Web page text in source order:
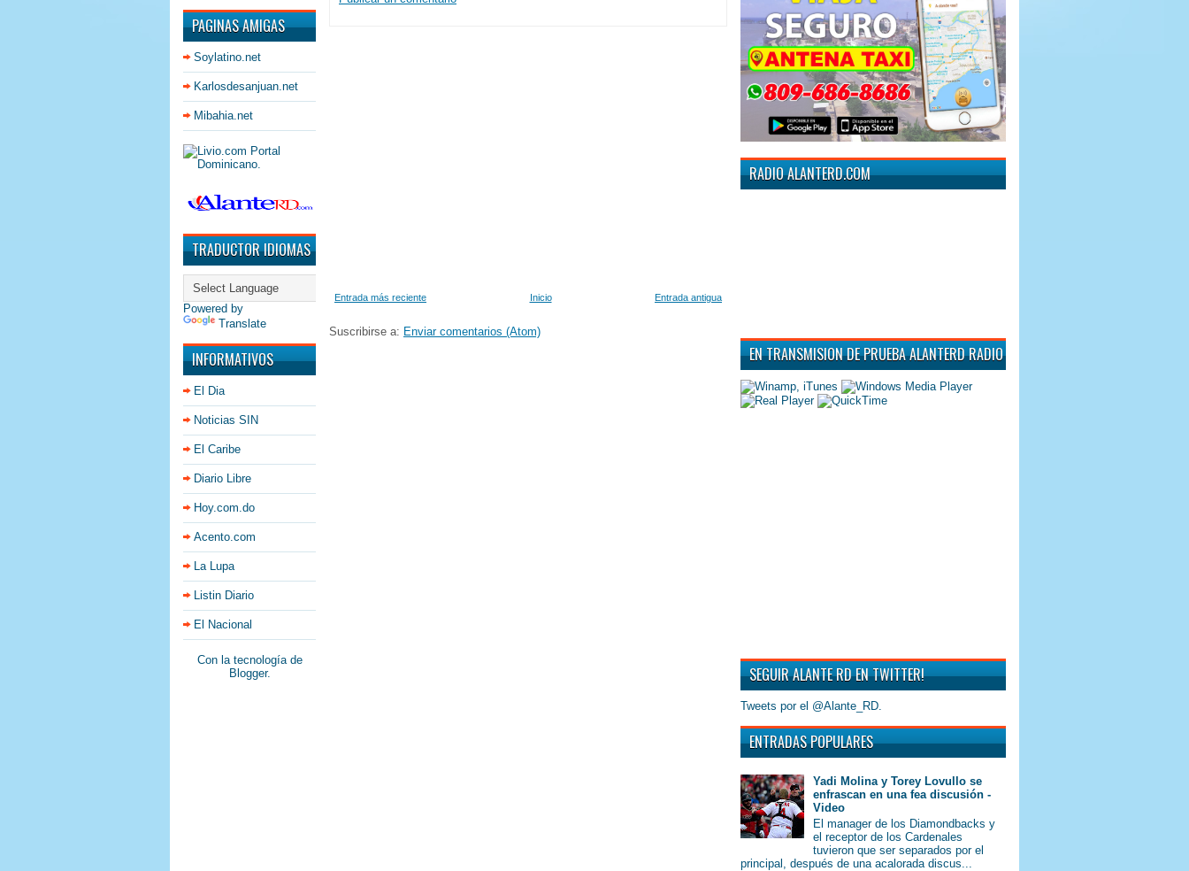
PAGINAS AMIGAS
Soylatino.net
Karlosdesanjuan.net
Mibahia.net
TRADUCTOR IDIOMAS
Powered by
Translate
INFORMATIVOS
El Dia
Noticias SIN
El Caribe
Diario Libre
Hoy.com.do
Acento.com
La Lupa
Listin Diario
El Nacional
Con la tecnología de
Blogger.
Entrada más reciente Entrada antigua
Inicio
Suscribirse a: Enviar comentarios (Atom)
RADIO ALANTERD.COM
EN TRANSMISION DE PRUEBA ALANTERD RADIO
SEGUIR ALANTE RD EN TWITTER!
Tweets por el @Alante_RD.
ENTRADAS POPULARES
Yadi Molina y Torey Lovullo se
enfrascan en una fea discusión -
Video
El manager de los Diamondbacks y
el receptor de los Cardenales
tuvieron que ser separados por el
principal, después de una acalorada discus...